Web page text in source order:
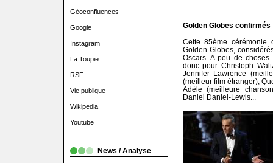
Géoconfluences
Google
Instagram
La Toupie
RSF
Vie publique
Wikipedia
Youtube
News / Analyse
Golden Globes confirmés
Cette 85ème cérémonie
Golden Globes,
Oscars. A peu de
donc pour Christoph
Jennifer Lawrence
(meilleur film étranger),
Adèle (meilleure
Daniel Daniel-Lewis...